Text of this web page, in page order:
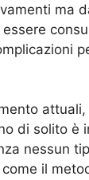
ma
attuali,
di solito è
nessun
il